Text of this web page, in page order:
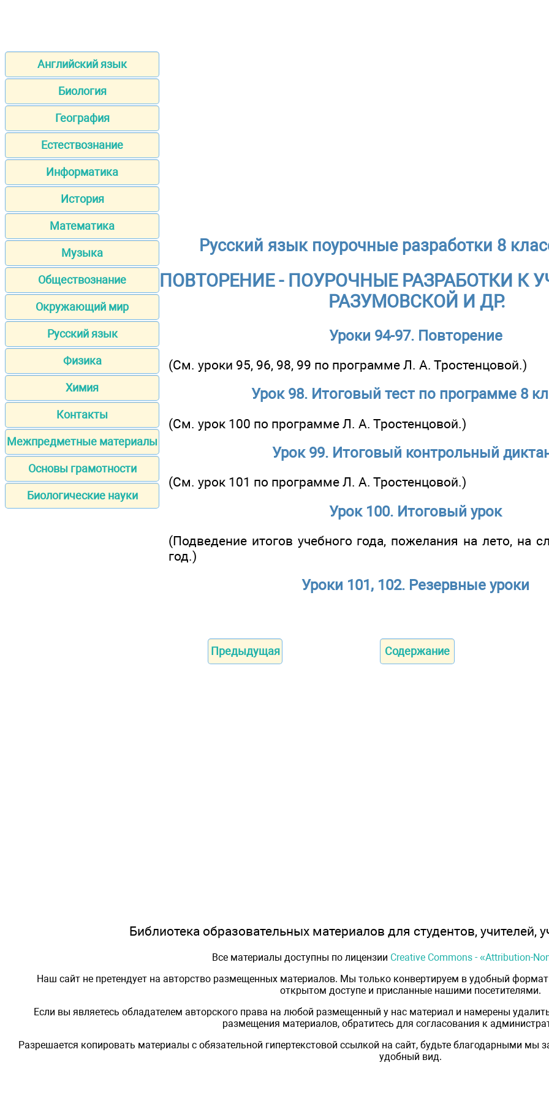
Английский язык
Биология
География
Естествознание
Информатика
История
Математика
Музыка
Обществознание
Окружающий мир
Русский язык
Физика
Химия
Контакты
Межпредметные материалы
Основы грамотности
Биологические науки
Русский язык поурочные разработки 8
ПОВТОРЕНИЕ - ПОУРОЧНЫЕ РАЗРАБОТКИ К
РАЗУМОВСКОЙ И ДР.
Уроки 94-97. Повторение
(См. уроки 95, 96, 98, 99 по программе Л. А. Тростенцовой.)
Урок 98. Итоговый тест по программе 8
(См. урок 100 по программе Л. А. Тростенцовой.)
Урок 99. Итоговый контрольный
(См. урок 101 по программе Л. А. Тростенцовой.)
Урок 100. Итоговый урок
(Подведение итогов учебного года, пожелания на лето, на
год.)
Уроки 101, 102. Резервные уроки
Предыдущая Содержание
Библиотека образовательных материалов для студентов, учителей,
Все материалы доступны по лицензии Creative Commons - «Attribution-
Наш сайт не претендует на авторство размещенных материалов. Мы только конвертируем в удобный
открытом доступе и присланные нашими посетителями.
Если вы являетесь обладателем авторского права на любой размещенный у нас материал и намерены
размещения материалов, обратитесь для согласования к
Разрешается копировать материалы с обязательной гипертекстовой ссылкой на сайт, будьте благодарными
удобный вид.